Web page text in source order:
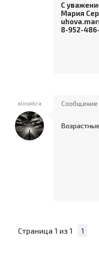
С
Мария
8-952-
alinaibra Сообщение
Страница 1 из 1 1